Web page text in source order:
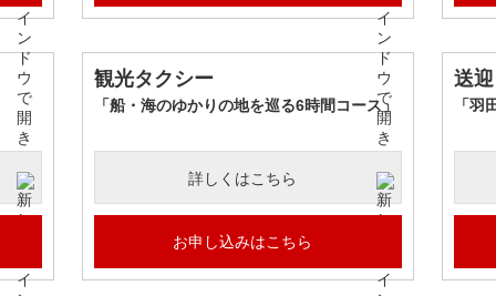
観光タクシー
「船・海のゆかりの地を巡る6時間コース」
詳しくはこちら
お申し込みはこちら
送
「